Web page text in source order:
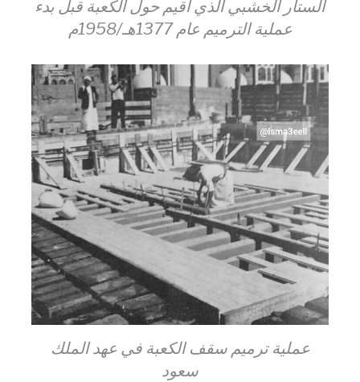
الستار الخشبي الذي أقيم حول الكعبة قبل بدء
عملية الترميم عام 1377هـ/1958م
عملية ترميم سقف الكعبة في عهد الملك
سعود